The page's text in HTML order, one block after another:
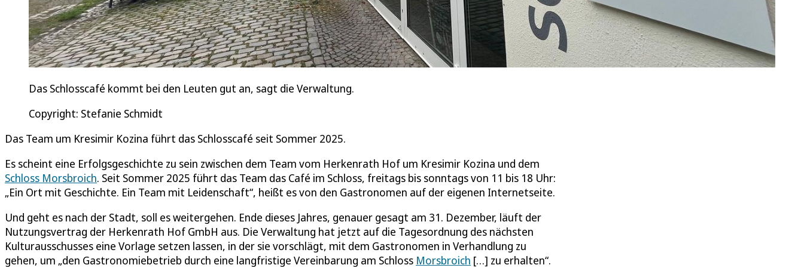
Das Schlosscafé kommt bei den Leuten gut an, sagt die Verwaltung.
Copyright: Stefanie Schmidt
Das Team um Kresimir Kozina führt das Schlosscafé seit Sommer 2025.
Es scheint eine Erfolgsgeschichte zu sein zwischen dem Team vom Herkenrath Hof um Kresimir Kozina und dem
Schloss Morsbroich. Seit Sommer 2025 führt das Team das Café im Schloss, freitags bis sonntags von 11 bis 18 Uhr:
„Ein Ort mit Geschichte. Ein Team mit Leidenschaft“, heißt es von den Gastronomen auf der eigenen Internetseite.
Und geht es nach der Stadt, soll es weitergehen. Ende dieses Jahres, genauer gesagt am 31. Dezember, läuft der
Nutzungsvertrag der Herkenrath Hof GmbH aus. Die Verwaltung hat jetzt auf die Tagesordnung des nächsten
Kulturausschusses eine Vorlage setzen lassen, in der sie vorschlägt, mit dem Gastronomen in Verhandlung zu
gehen, um „den Gastronomiebetrieb durch eine langfristige Vereinbarung am Schloss Morsbroich […] zu erhalten“.